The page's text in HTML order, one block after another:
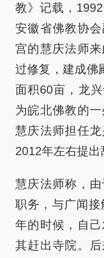
教》记载，
安徽省佛教协
宫的慧庆法师
过修复，建成佛
面积60亩，龙
为皖北佛教的
慧庆法师担任
2012年左右提出
慧庆法师称，
职务，与广闻
年的时候，自
其赶出寺院。